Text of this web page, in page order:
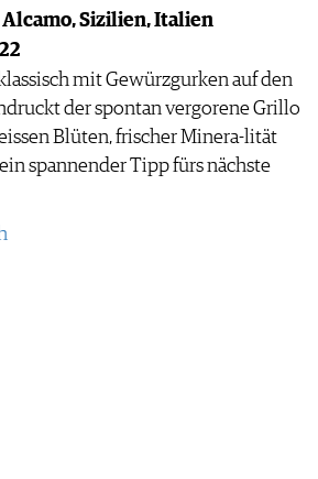
Sizilien, Italien
mit Gewürzgurken auf den
der spontan vergorene Grillo
Blüten, frischer Minera-lität
spannender Tipp fürs nächste